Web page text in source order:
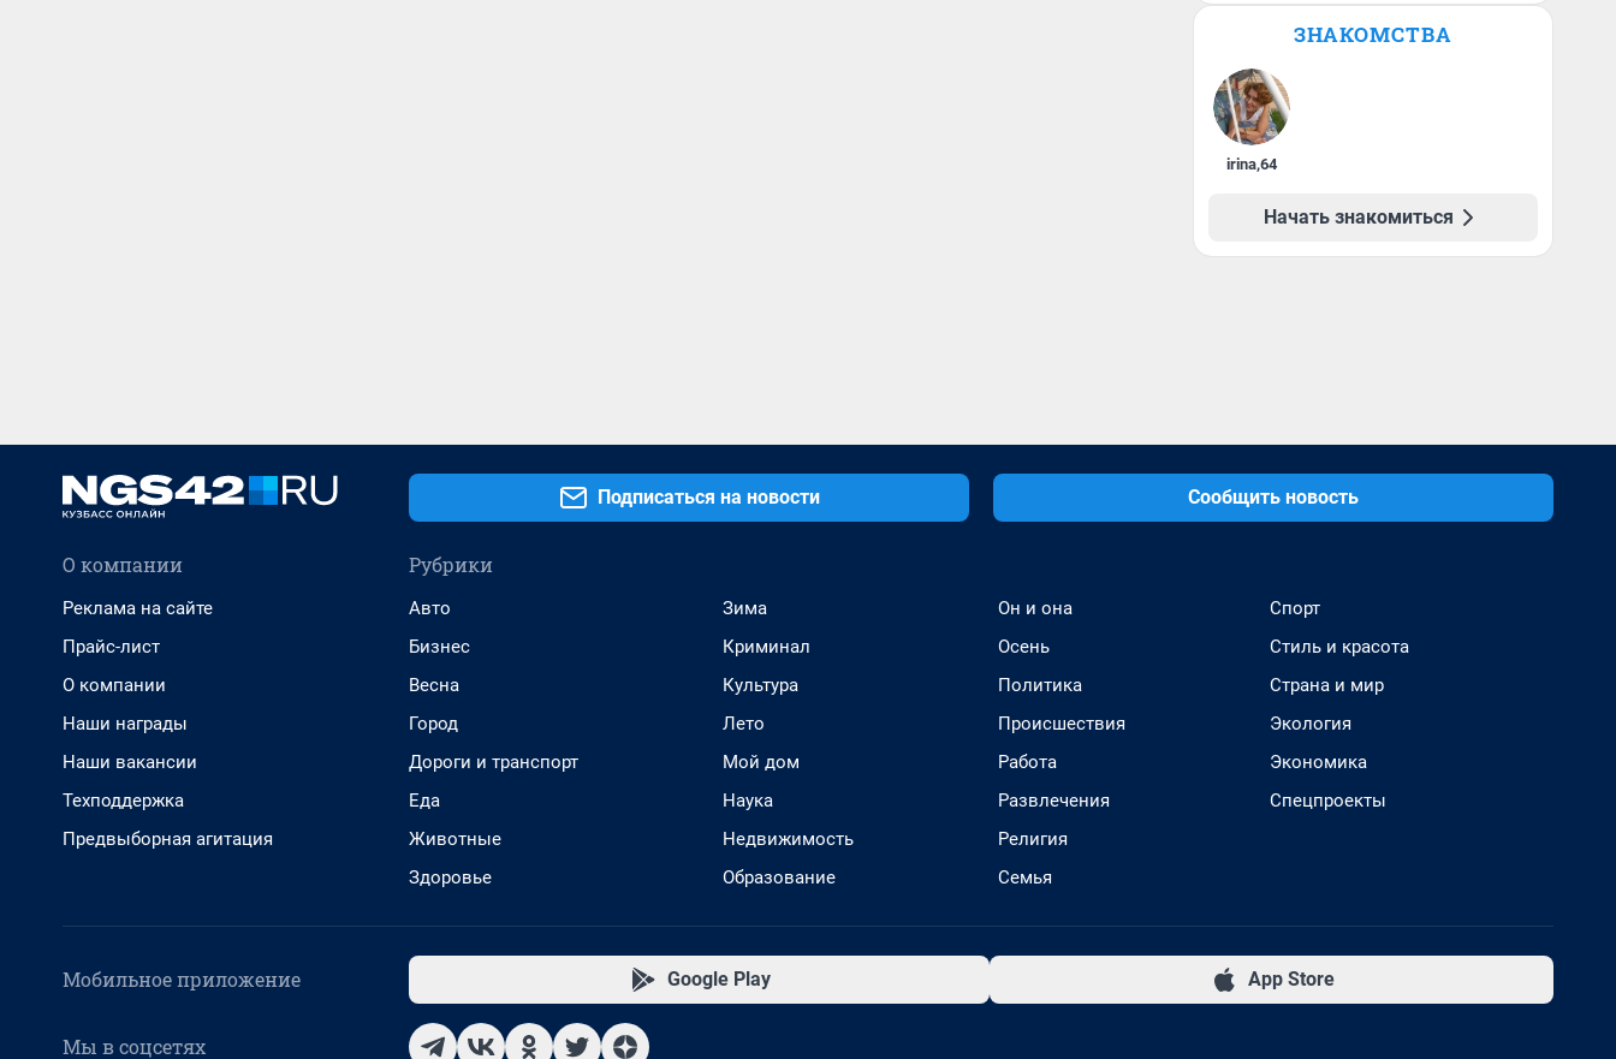
ЗНАКОМСТВА
irina,64
Начать знакомиться
Подписаться на новости Сообщить новость
О компании
Реклама на сайте
Прайс-лист
О компании
Наши награды
Наши вакансии
Техподдержка
Предвыборная агитация
Рубрики
Авто
Бизнес
Весна
Город
Дороги и транспорт
Еда
Животные
Здоровье
Зима
Криминал
Культура
Лето
Мой дом
Наука
Недвижимость
Образование
Он и она
Осень
Политика
Происшествия
Работа
Развлечения
Религия
Семья
Спорт
Стиль и красота
Страна и мир
Экология
Экономика
Спецпроекты
Мобильное приложение Google Play App Store
Мы в соцсетях